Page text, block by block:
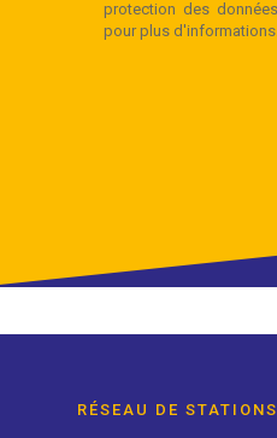
RÉSEAU DE STATIONS